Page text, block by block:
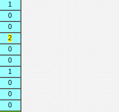
1
0
0
2
0
0
1
0
0
0